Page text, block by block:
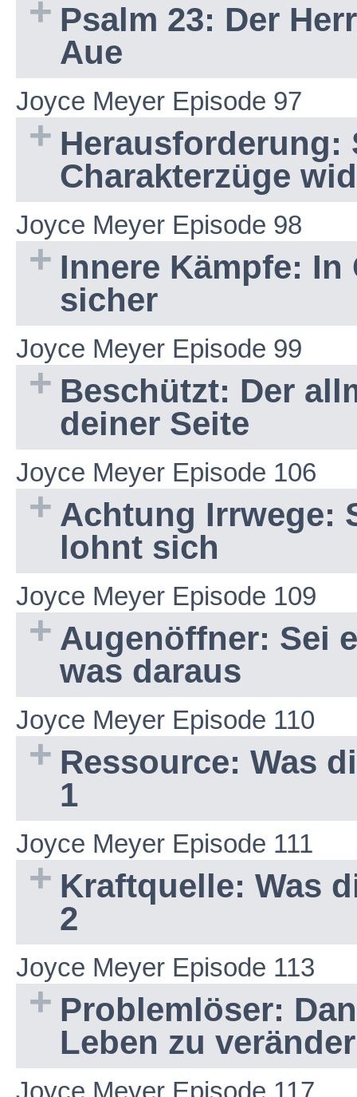
Psalm 23: Der
Aue
Joyce Meyer Episode 97
Herausforderung:
Charakterzüge
Joyce Meyer Episode 98
Innere Kämpfe:
sicher
Joyce Meyer Episode 99
Beschützt: Der
deiner Seite
Joyce Meyer Episode 106
Achtung Irrwege:
lohnt sich
Joyce Meyer Episode 109
Augenöffner: Sei
was daraus
Joyce Meyer Episode 110
Ressource: Was
1
Joyce Meyer Episode 111
Kraftquelle: Was
2
Joyce Meyer Episode 113
Problemlöser:
Leben zu